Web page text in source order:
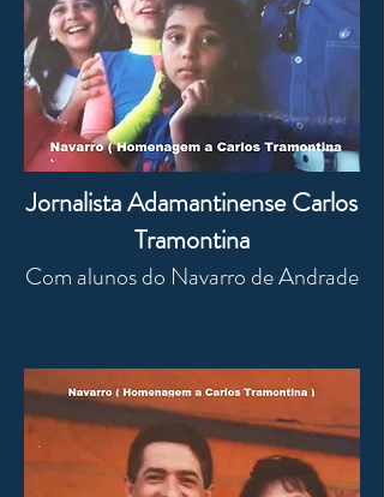
Jornalista Adamantinense Carlos
Tramontina
Com alunos do Navarro de Andrade